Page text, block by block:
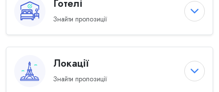
Готелі
Знайти пропозиції
Локації
Знайти пропозиції